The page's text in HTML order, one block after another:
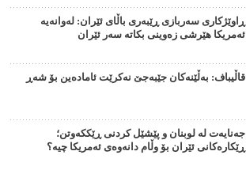
ڕاوێژکاری سەربازی ڕێبەری باڵای ئێران: لەوانەیە
ئەمریکا هێرشی زەوینی بکاتە سەر ئێران
قاڵیباف: بەڵێنەکان جێبەجێ نەکرێت ئامادەین بۆ شەڕ
جەنایەت لە لوبنان و پێشێل کردنی ڕێککەوتن؛
ڕێکارەکانی ئێران بۆ وڵام دانەوەی ئەمریکا چیە؟